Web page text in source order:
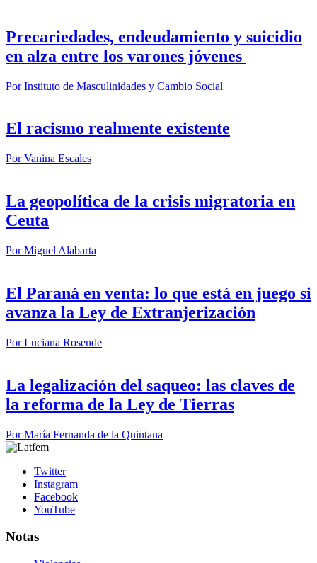
Precariedades, endeudamiento y suicidio
en alza entre los varones jóvenes
PorInstituto de Masculinidades y Cambio Social
El racismo realmente existente
PorVanina Escales
La geopolítica de la crisis migratoria en
Ceuta
PorMiguel Alabarta
El Paraná en venta: lo que está en juego si
avanza la Ley de Extranjerización
PorLuciana Rosende
La legalización del saqueo: las claves de
la reforma de la Ley de Tierras
PorMaría Fernanda de la Quintana
Twitter
Instagram
Facebook
YouTube
Notas